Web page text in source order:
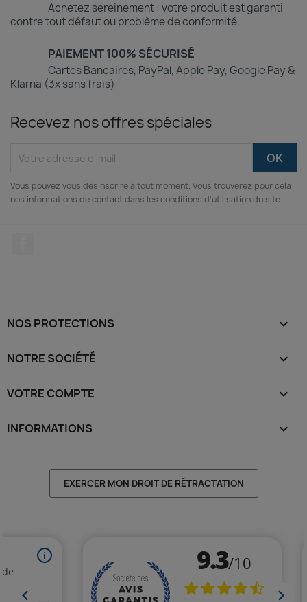
Achetez sereinement : votre produit est garanti
contre tout défaut ou problème de conformité.
PAIEMENT 100% SÉCURISÉ
Cartes Bancaires, PayPal, Apple Pay, Google Pay &
Klarna (3x sans frais)
Recevez nos offres spéciales
Vous pouvez vous désinscrire à tout moment. Vous trouverez pour cela
nos informations de contact dans les conditions d'utilisation du site.
NOS PROTECTIONS 
NOTRE SOCIÉTÉ 
VOTRE COMPTE 
INFORMATIONS keyboard_arrow_down
EXERCER MON DROIT DE RÉTRACTATION